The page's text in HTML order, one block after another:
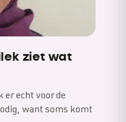
ziet wat
echt voor de
want soms komt